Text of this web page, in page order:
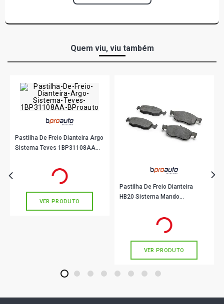
Quem viu, viu também
Pastilha De Freio Dianteira Argo
Sistema Teves 1BP31108AA
em até 3x de
VER PRODUTO
Pastilha De Freio Dianteira
HB20 Sistema Mando
em até 2x de
VER PRODUTO
1 2 3 4 5 6 7 8